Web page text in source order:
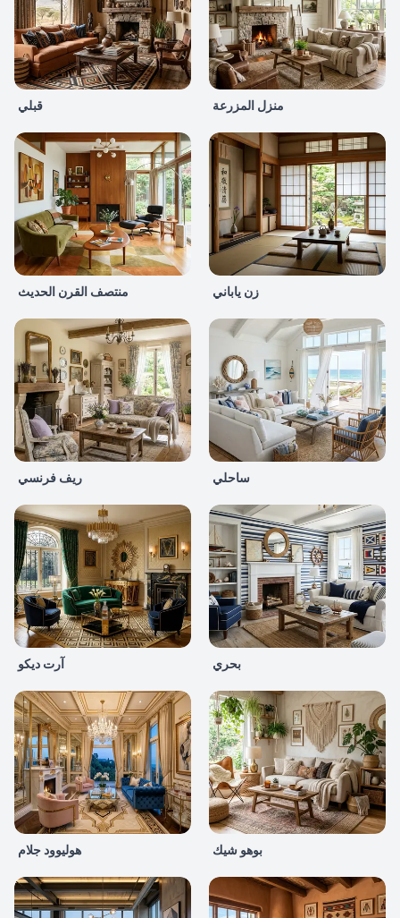
قبلي منزل المزرعة
منتصف القرن الحديث زن ياباني
ريف فرنسي ساحلي
آرت ديكو بحري
هوليوود جلام بوهو شيك